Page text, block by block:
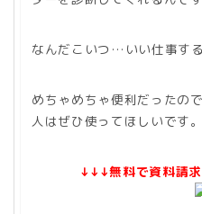
なんだこいつ…いい仕事す
めちゃめちゃ便利だったの
人はぜひ使ってほしいです。
↓↓↓無料で資料請